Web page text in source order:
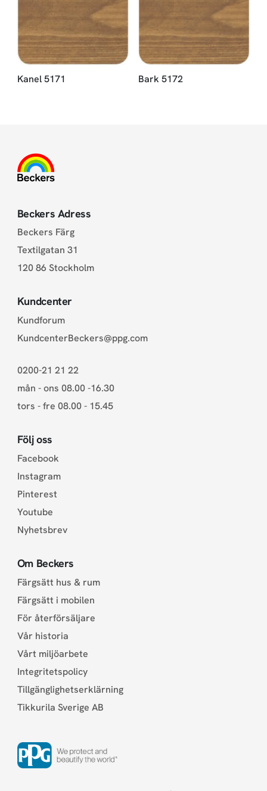
Kanel 5171 Bark 5172
Beckers Adress
Beckers Färg
Textilgatan 31
120 86 Stockholm
Kundcenter
Kundforum
KundcenterBeckers@ppg.com
0200-21 21 22
mån - ons 08.00 -16.30
tors - fre 08.00 - 15.45
Följ oss
Facebook
Instagram
Pinterest
Youtube
Nyhetsbrev
Om Beckers
Färgsätt hus & rum
Färgsätt i mobilen
För återförsäljare
Vår historia
Vårt miljöarbete
Integritetspolicy
Tillgänglighetserklärning
Tikkurila Sverige AB